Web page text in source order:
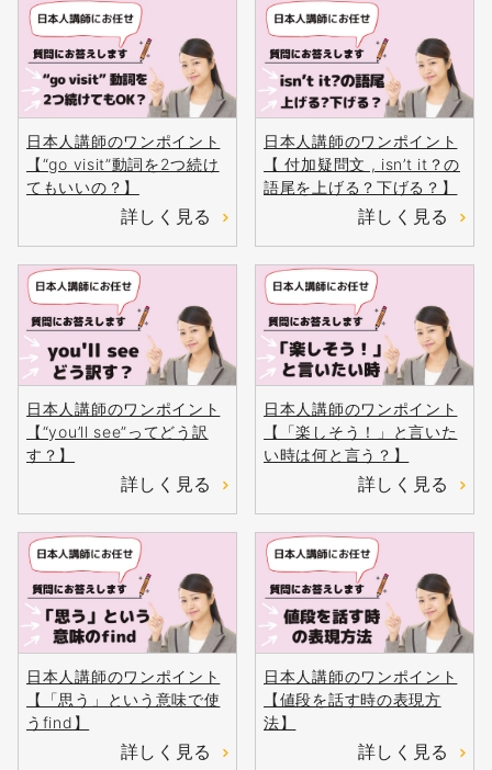
日本人講師のワンポイント
【“go visit”動詞を2つ続け
てもいいの？】
詳しく見る
日本人講師のワンポイント
【 付加疑問文 , isn’t it？の
語尾を上げる？下げる？】
詳しく見る
日本人講師のワンポイント
【“you’ll see”ってどう訳
す？】
詳しく見る
日本人講師のワンポイント
【「楽しそう！」と言いた
い時は何と言う？】
詳しく見る
日本人講師のワンポイント
【「思う」という意味で使
うfind】
詳しく見る
日本人講師のワンポイント
【値段を話す時の表現方
法】
詳しく見る